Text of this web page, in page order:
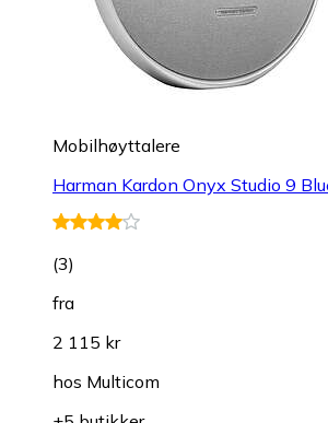
Mobilhøyttalere
Harman Kardon Onyx Studio 9
(3)
fra
2 115 kr
hos Multicom